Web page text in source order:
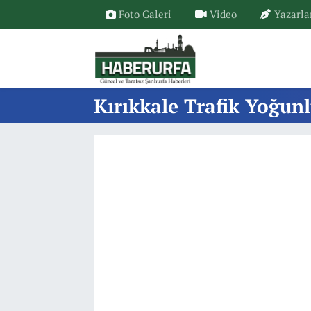
Foto Galeri Video
Kırıkkale Trafik